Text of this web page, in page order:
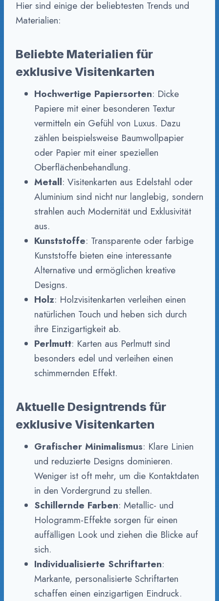
Hier sind einige der beliebtesten Trends und
Materialien:
Beliebte Materialien für
exklusive Visitenkarten
Hochwertige Papiersorten: Dicke
Papiere mit einer besonderen Textur
vermitteln ein Gefühl von Luxus. Dazu
zählen beispielsweise Baumwollpapier
oder Papier mit einer speziellen
Oberflächenbehandlung.
Metall: Visitenkarten aus Edelstahl oder
Aluminium sind nicht nur langlebig, sondern
strahlen auch Modernität und Exklusivität
aus.
Kunststoffe: Transparente oder farbige
Kunststoffe bieten eine interessante
Alternative und ermöglichen kreative
Designs.
Holz: Holzvisitenkarten verleihen einen
natürlichen Touch und heben sich durch
ihre Einzigartigkeit ab.
Perlmutt: Karten aus Perlmutt sind
besonders edel und verleihen einen
schimmernden Effekt.
Aktuelle Designtrends für
exklusive Visitenkarten
Grafischer Minimalismus: Klare Linien
und reduzierte Designs dominieren.
Weniger ist oft mehr, um die Kontaktdaten
in den Vordergrund zu stellen.
Schillernde Farben: Metallic- und
Hologramm-Effekte sorgen für einen
auffälligen Look und ziehen die Blicke auf
sich.
Individualisierte Schriftarten:
Markante, personalisierte Schriftarten
schaffen einen einzigartigen Eindruck.